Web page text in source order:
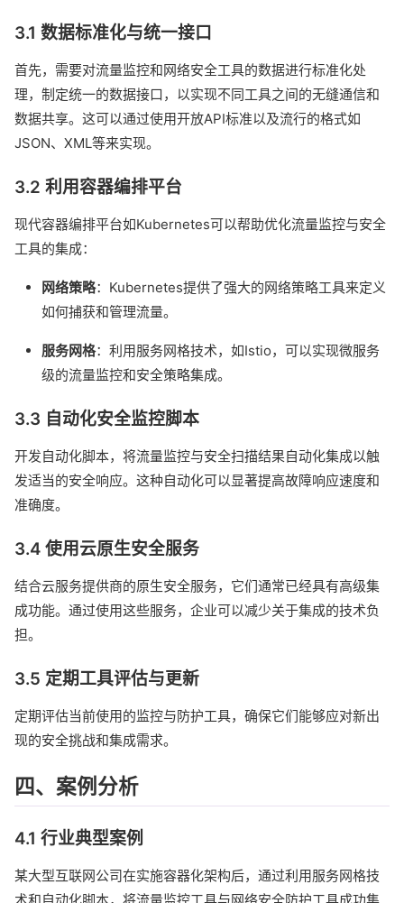
3.1 数据标准化与统一接口
首先，需要对流量监控和网络安全工具的数据进行标准化处
理，制定统一的数据接口，以实现不同工具之间的无缝通信和
数据共享。这可以通过使用开放API标准以及流行的格式如
JSON、XML等来实现。
3.2 利用容器编排平台
现代容器编排平台如Kubernetes可以帮助优化流量监控与安全
工具的集成：
网络策略：Kubernetes提供了强大的网络策略工具来定义
如何捕获和管理流量。
服务网格：利用服务网格技术，如Istio，可以实现微服务
级的流量监控和安全策略集成。
3.3 自动化安全监控脚本
开发自动化脚本，将流量监控与安全扫描结果自动化集成以触
发适当的安全响应。这种自动化可以显著提高故障响应速度和
准确度。
3.4 使用云原生安全服务
结合云服务提供商的原生安全服务，它们通常已经具有高级集
成功能。通过使用这些服务，企业可以减少关于集成的技术负
担。
3.5 定期工具评估与更新
定期评估当前使用的监控与防护工具，确保它们能够应对新出
现的安全挑战和集成需求。
四、案例分析
4.1 行业典型案例
某大型互联网公司在实施容器化架构后，通过利用服务网格技